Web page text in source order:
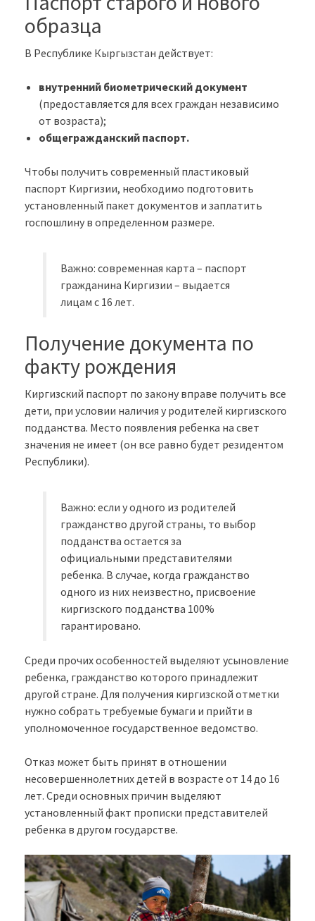
образца
В Республике Кыргызстан действует:
внутренний биометрический документ
(предоставляется для всех граждан независимо
от возраста);
общегражданский паспорт.
Чтобы получить современный пластиковый
паспорт Киргизии, необходимо подготовить
установленный пакет документов и заплатить
госпошлину в определенном размере.
Важно: современная карта – паспорт
гражданина Киргизии – выдается
лицам с 16 лет.
Получение документа по
факту рождения
Киргизский паспорт по закону вправе получить все
дети, при условии наличия у родителей киргизского
подданства. Место появления ребенка на свет
значения не имеет (он все равно будет резидентом
Республики).
Важно: если у одного из родителей
гражданство другой страны, то выбор
подданства остается за
официальными представителями
ребенка. В случае, когда гражданство
одного из них неизвестно, присвоение
киргизского подданства 100%
гарантировано.
Среди прочих особенностей выделяют усыновление
ребенка, гражданство которого принадлежит
другой стране. Для получения киргизской отметки
нужно собрать требуемые бумаги и прийти в
уполномоченное государственное ведомство.
Отказ может быть принят в отношении
несовершеннолетних детей в возрасте от 14 до 16
лет. Среди основных причин выделяют
установленный факт прописки представителей
ребенка в другом государстве.